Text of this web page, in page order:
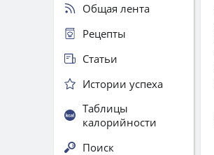
Общая лента
Рецепты
Статьи
Истории успеха
Таблицы
калорийности
Поиск